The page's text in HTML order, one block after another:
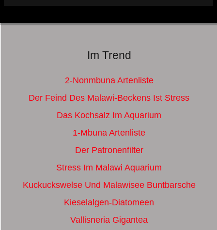
Im Trend
2-Nonmbuna Artenliste
Der Feind Des Malawi-Beckens Ist Stress
Das Kochsalz Im Aquarium
1-Mbuna Artenliste
Der Patronenfilter
Stress Im Malawi Aquarium
Kuckuckswelse Und Malawisee Buntbarsche
Kieselalgen-Diatomeen
Vallisneria Gigantea